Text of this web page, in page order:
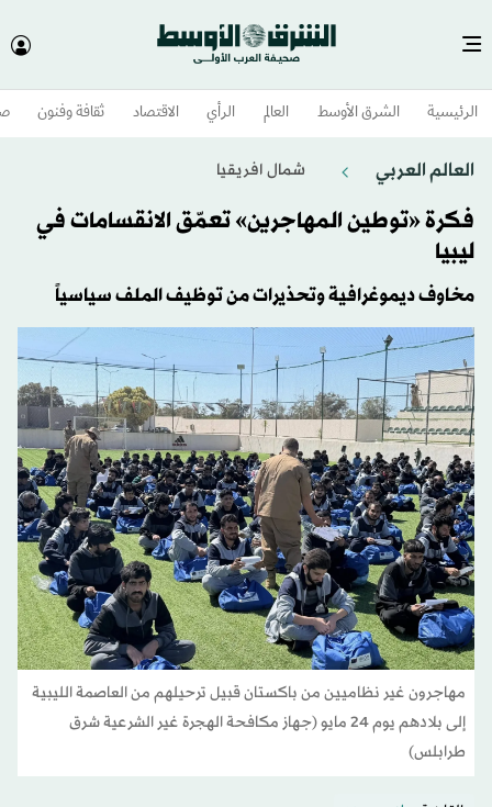
الرئيسية الشرق الأوسط​ العالم الرأي الاقتصاد ثقافة وفنون
العالم العربي شمال افريقيا
فكرة «توطين المهاجرين» تعمّق الانقسامات في
ليبيا
مخاوف ديموغرافية وتحذيرات من توظيف الملف سياسياً
مهاجرون غير نظاميين من باكستان قبيل ترحيلهم من العاصمة الليبية
إلى بلادهم يوم 24 مايو (جهاز مكافحة الهجرة غير الشرعية شرق
طرابلس)